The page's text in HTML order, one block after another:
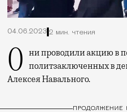
04.06.2023 2 мин. чтения
Они проводили акцию в поддержку политзаключенных в
Алексея Навального.
ПРОДОЛЖЕНИЕ